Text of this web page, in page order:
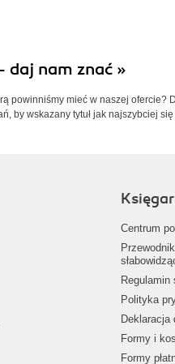
daj nam znać »
powinniśmy mieć w naszej ofercie?
by wskazany tytuł jak najszybciej
Centrum
Regulamin
Polityka
Deklaracja
Formy i
Formy